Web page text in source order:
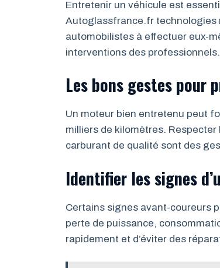
Entretenir un véhicule est
Autoglassfrance.fr technologies
automobilistes à effectuer eux-
interventions des professionnels.
Les bons gestes pour
Un moteur bien entretenu peut
milliers de kilomètres.
carburant de qualité sont des
Identifier les signes
Certains signes avant-coureurs
perte de puissance,
rapidement et d’éviter des